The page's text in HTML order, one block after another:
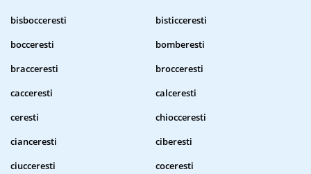
bisbocceresti
bisticceresti
bocceresti
bomberesti
bracceresti
brocceresti
cacceresti
calceresti
ceresti
chiocceresti
cianceresti
ciberesti
ciucceresti
coceresti